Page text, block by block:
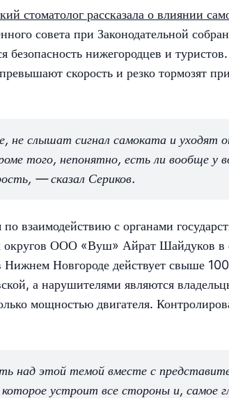
стоматолог рассказала о влиянии
совета при Законодательной
безопасность нижегородцев и
скорость и резко тормозят
слышат сигнал самоката и уходят
того, непонятно, есть ли вообще у
— сказал Сериков.
по взаимодействию с органами
округов ООО «Вуш» Айрат Шайдуков в
Нижнем Новгороде действует свыше
а нарушителями являются
мощностью двигателя.
над этой темой вместе с
устроит все стороны и, самое